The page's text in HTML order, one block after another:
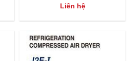
Liên hệ